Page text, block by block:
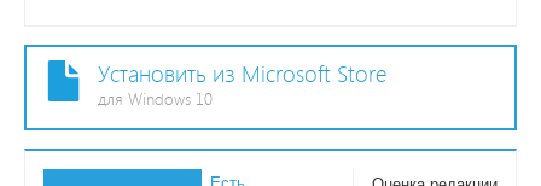
Установить из Microsoft Store
для Windows 10